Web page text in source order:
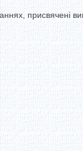
присвячені